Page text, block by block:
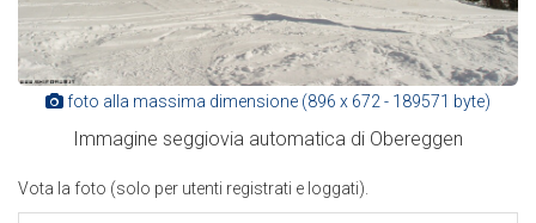
foto alla massima dimensione (896 x 672 - 189571 byte)
Immagine seggiovia automatica di Obereggen
Vota la foto (solo per utenti registrati e loggati).